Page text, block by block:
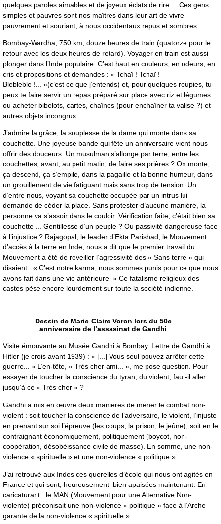
quelques paroles aimables et de joyeux éclats de rire.... Ces gens
simples et pauvres sont nos maîtres dans leur art de vivre
pauvrement et souriant, à nous occidentaux repus et sombres.
Bombay-Wardha, 750 km, douze heures de train (quatorze pour le
retour avec les deux heures de retard). Voyager en train est aussi
plonger dans l’Inde populaire. C’est haut en couleurs, en odeurs, en
cris et propositions et demandes : « Tchaï ! Tchaï !
Blebleble !... »(c’est ce que j’entends) et, pour quelques roupies, tu
peux te faire servir un repas préparé sur place avec riz et légumes
ou acheter bibelots, cartes, chaînes (pour enchaîner ta valise ?) et
autres objets incongrus.
J’admire la grâce, la souplesse de la dame qui monte dans sa
couchette. Une joyeuse bande qui fête un anniversaire vient nous
offrir des douceurs. Un musulman s’allonge par terre, entre les
couchettes, avant, au petit matin, de faire ses prières ? On monte,
ça descend, ça s’empile, dans la pagaille et la bonne humeur, dans
un grouillement de vie fatiguant mais sans trop de tension. Un
d’entre nous, voyant sa couchette occupée par un intrus lui
demande de céder la place. Sans protester d’aucune manière, la
personne va s’assoir dans le couloir. Vérification faite, c’était bien sa
couchette ... Gentillesse d’un peuple ? Ou passivité dangereuse face
à l’injustice ? Rajagopal, le leader d’Ekta Parishad, le Mouvement
d’accès à la terre en Inde, nous a dit que le premier travail du
Mouvement a été de réveiller l’agressivité des « Sans terre » qui
disaient : « C’est notre karma, nous sommes punis pour ce que nous
avons fait dans une vie antérieure. » Ce fatalisme religieux des
castes pèse encore lourdement sur toute la société indienne.
Dessin de Marie-Claire Voron lors du 50e
anniversaire de l’assasinat de Gandhi
Visite émouvante au Musée Gandhi à Bombay. Lettre de Gandhi à
Hitler (je crois avant 1939) : « [...] Vous seul pouvez arrêter cette
guerre... » L’en-tête, « Très cher ami... », me pose question. Pour
essayer de toucher la conscience du tyran, du violent, faut-il aller
jusqu’à ce « Très cher » ?
Gandhi a mis en œuvre deux manières de mener le combat non-
violent : soit toucher la conscience de l’adversaire, le violent, l’injuste
en prenant sur soi l’épreuve (les coups, la prison, le jeûne), soit en le
contraignant économiquement, politiquement (boycot, non-
coopération, désobéissance civile de masse). En somme, une non-
violence « spirituelle » et une non-violence « politique ».
J’ai retrouvé aux Indes ces querelles d’école qui nous ont agités en
France et qui sont, heureusement, bien apaisées maintenant. En
caricaturant : le MAN (Mouvement pour une Alternative Non-
violente) préconisait une non-violence « politique » face à l’Arche
garante de la non-violence « spirituelle ».